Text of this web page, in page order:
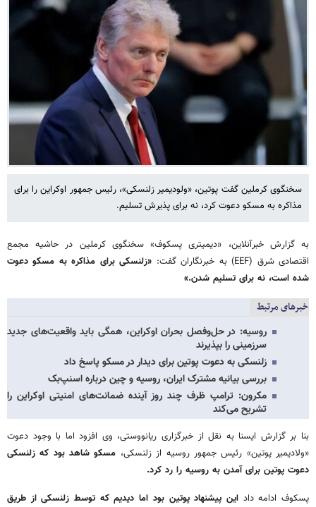
سخنگوی کرملین گفت پوتین، «ولودیمیر زلنسکی»، رئیس جمهور اوکراین را برای
مذاکره به مسکو دعوت کرد، نه برای پذیرش تسلیم.
به گزارش خبرآنلاین، «دیمیتری پسکوف» سخنگوی کرملین در حاشیه مجمع
اقتصادی شرق (EEF) به خبرنگاران گفت:
«زلنسکی برای مذاکره به مسکو دعوت
شده است، نه برای تسلیم شدن.»
خبرهای مرتبط
روسیه: در حل‌وفصل بحران اوکراین، همگی باید واقعیت‌های جدید
سرزمینی را بپذیرند
زلنسکی به دعوت پوتین برای دیدار در مسکو پاسخ داد
بررسی بیانیه مشترک ایران، روسیه و چین درباره اسنپ‌بک
مکرون: ترامپ ظرف چند روز آینده ضمانت‌های امنیتی اوکراین را
تشریح می‌کند
بنا بر گزارش ایسنا به نقل از خبرگزاری ریانووستی، وی افزود اما با وجود دعوت
«ولادیمیر پوتین» رئیس جمهور روسیه از زلنسکی، مسکو شاهد بود که زلنسکی
دعوت پوتین برای آمدن به روسیه را رد کرد.
پسکوف ادامه داد این پیشنهاد پوتین بود اما دیدیم که توسط زلنسکی از طریق